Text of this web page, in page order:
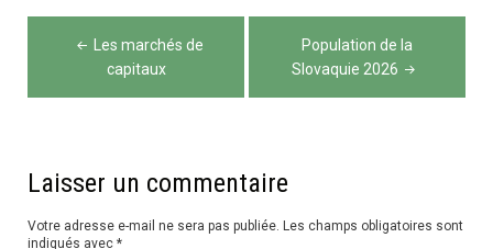
Navigation
Les marchés de
capitaux
Population de la
Slovaquie 2026
Laisser un commentaire
Votre adresse e-mail ne sera pas publiée. Les champs obligatoires sont
indiqués avec *